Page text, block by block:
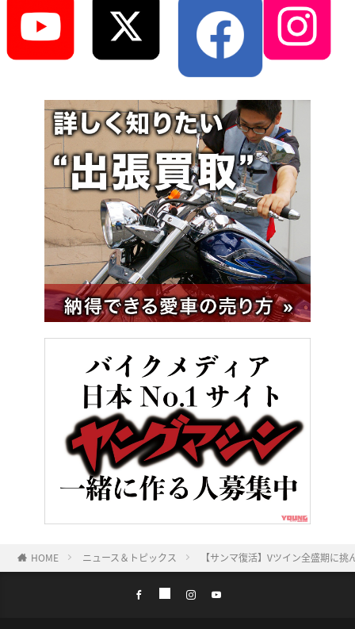
HOME ニュース＆トピックス 【サンマ復活】Vツイン全盛期に